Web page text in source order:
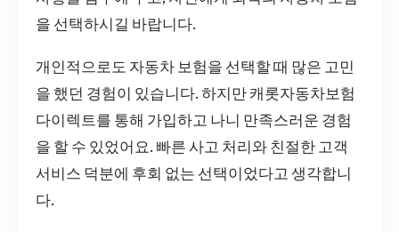
을 선택하시길 바랍니다.
개인적으로도 자동차 보험을 선택할 때 많은 고민
을 했던 경험이 있습니다. 하지만 캐롯자동차보험
다이렉트를 통해 가입하고 나니 만족스러운 경험
을 할 수 있었어요. 빠른 사고 처리와 친절한 고객
서비스 덕분에 후회 없는 선택이었다고 생각합니
다.